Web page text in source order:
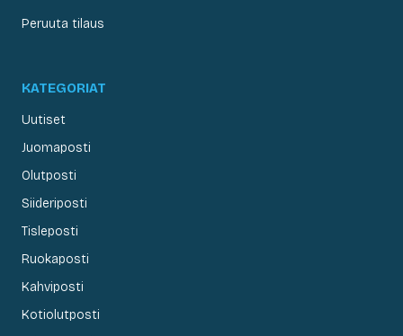
Peruuta tilaus
KATEGORIAT
Uutiset
Juomaposti
Olutposti
Siideriposti
Tisleposti
Ruokaposti
Kahviposti
Kotiolutposti